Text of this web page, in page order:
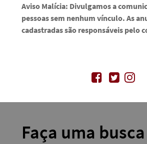
Aviso Malícia: Divulgamos a
pessoas sem nenhum vínculo. As
cadastradas são responsáveis pelo
Faça uma busca